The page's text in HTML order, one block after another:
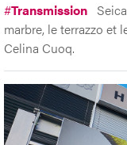
#Transmission
marbre, le terrazzo et
Celina Cuoq.